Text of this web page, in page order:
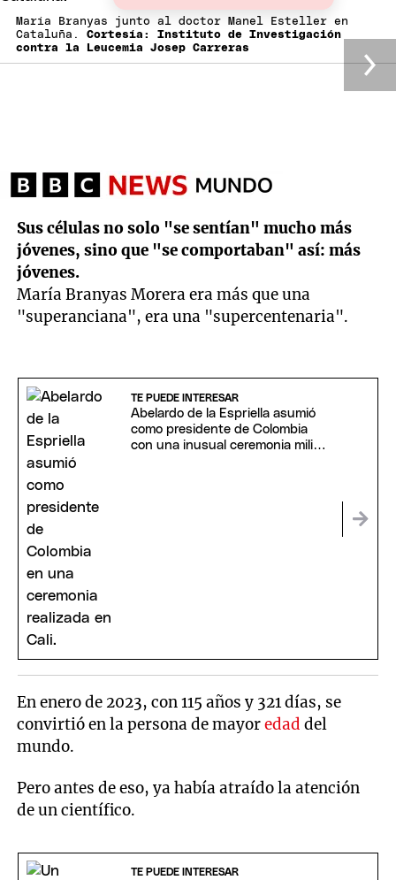
María Branyas junto al doctor Manel Esteller en
Cataluña. Cortesía: Instituto de Investigación
contra la Leucemia Josep Carreras
Sus células no solo "se sentían" mucho más
jóvenes, sino que "se comportaban" así: más
jóvenes.
María Branyas Morera era más que una
"superanciana", era una "supercentenaria".
TE PUEDE INTERESAR
Abelardo de la Espriella asumió
como presidente de Colombia
con una inusual ceremonia militar
En enero de 2023, con 115 años y 321 días, se
convirtió en la persona de mayoredad del
mundo.
Pero antes de eso, ya había atraído la atención
de un científico.
TE PUEDE INTERESAR